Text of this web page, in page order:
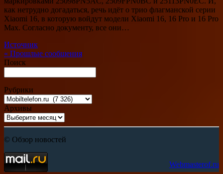
как нетрудно догадаться, речь идёт о трио флагманской серии
Xiaomi 16, в которую войдут модели Xiaomi 16, 16 Pro и 16 Pro
Max. Согласно документу, все они…
Источник
« Прошлые сообщения
Поиск
Рубрики
Архивы
© Обзор новостей
Webmasterof.ru